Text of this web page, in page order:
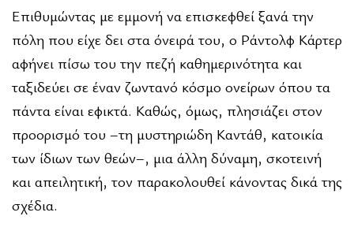
Επιθυµώντας µε εµµονή να επισκεφθεί ξανά την
πόλη που είχε δει στα όνειρά του, ο Ράντολφ Κάρτερ
αφήνει πίσω του την πεζή καθηµερινότητα και
ταξιδεύει σε έναν ζωντανό κόσµο ονείρων όπου τα
πάντα είναι εφικτά. Καθώς, όµως, πλησιάζει στον
προορισµό του –τη µυστηριώδη Καντάθ, κατοικία
των ίδιων των θεών–, µια άλλη δύναµη, σκοτεινή
και απειλητική, τον παρακολουθεί κάνοντας δικά της
σχέδια.